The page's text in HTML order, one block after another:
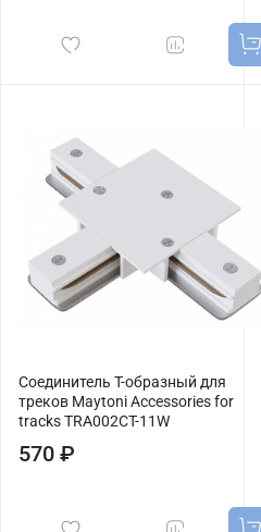
Соединитель T-образный для
треков Maytoni Accessories for
tracks TRA002CT-11W
570 ₽